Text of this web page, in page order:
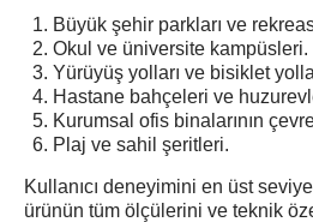
Büyük şehir parkları ve
Okul ve üniversite kampüsleri.
Yürüyüş yolları ve bisiklet
Hastane bahçeleri ve
Kurumsal ofis binalarının
Plaj ve sahil şeritleri.
Kullanıcı deneyimini en üst
ürünün tüm ölçülerini ve teknik